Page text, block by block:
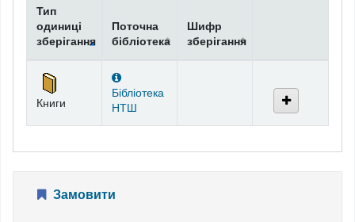
Фонди
Тип
одиниці
зберігання
Поточна
бібліотека
Шифр
зберігання
Книги
Бібліотека
НТШ
Замовити